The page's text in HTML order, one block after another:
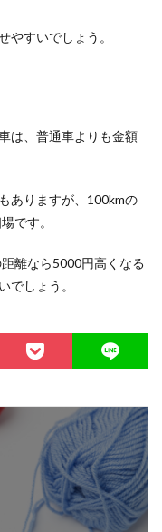
やすいでしょう。
は、普通車よりも金額
ありますが、100kmの
です。
離なら5000円高くなる
でしょう。